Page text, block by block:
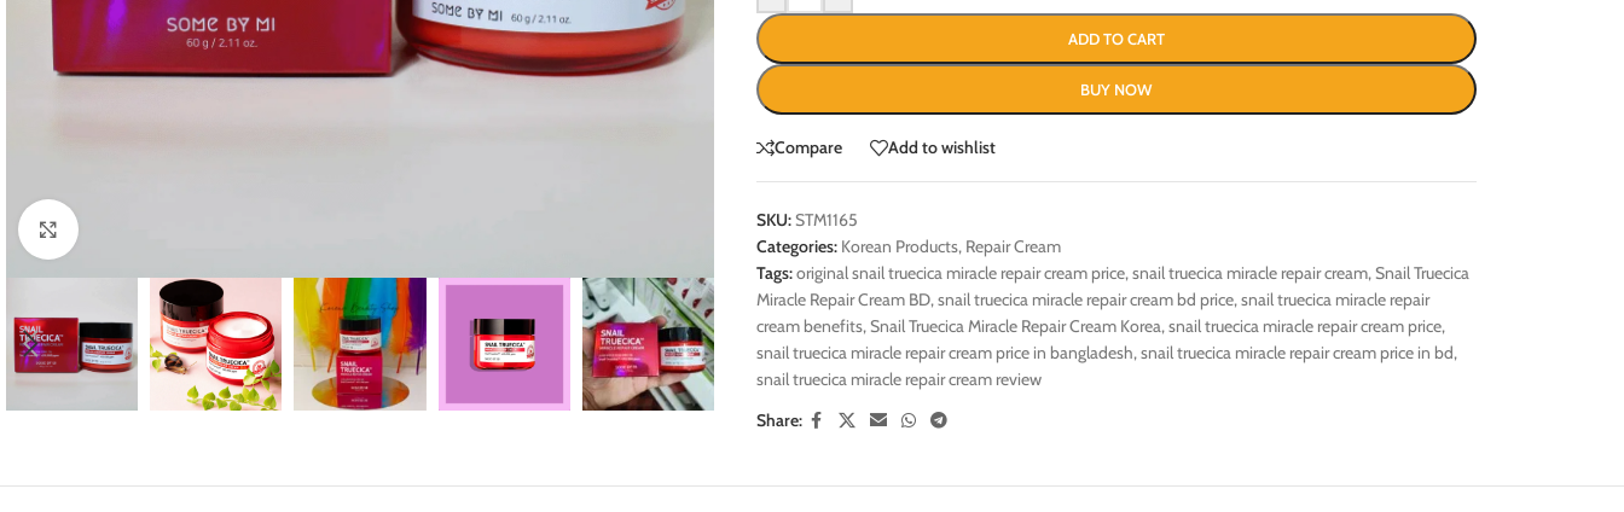
ADD TO CART
BUY NOW
Compare Add to wishlist
SKU:STM1165
Categories: Korean Products, Repair Cream
Tags:original snail truecica miracle repair cream price, snail truecica miracle repair cream, Snail Truecica
Miracle Repair Cream BD, snail truecica miracle repair cream bd price, snail truecica miracle repair
cream benefits, Snail Truecica Miracle Repair Cream Korea, snail truecica miracle repair cream price,
snail truecica miracle repair cream price in bangladesh, snail truecica miracle repair cream price in bd,
snail truecica miracle repair cream review
Share: